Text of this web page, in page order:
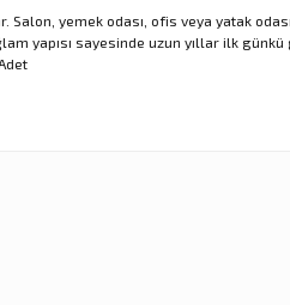
Salon, yemek odası, ofis veya yatak
yapısı sayesinde uzun yıllar ilk